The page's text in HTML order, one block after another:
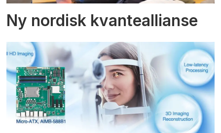
Ny nordisk kvanteallianse